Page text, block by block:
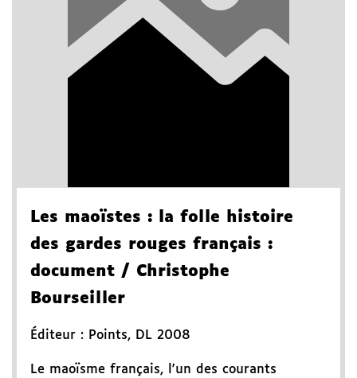
Les maoïstes : la folle histoire
des gardes rouges français :
document / Christophe
Bourseiller
Éditeur : Points, DL 2008
Le maoïsme français, l'un des courants